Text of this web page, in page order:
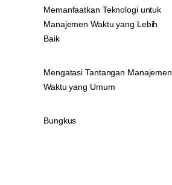
Memanfaatkan Teknologi untuk
Manajemen Waktu yang Lebih
Baik
Mengatasi Tantangan Manajemen
Waktu yang Umum
Bungkus